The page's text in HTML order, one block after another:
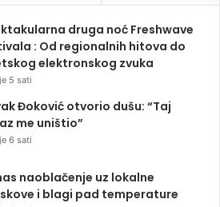
druga noć Freshwave
: Od regionalnih hitova do
elektronskog zvuka
5 sati
Đoković otvorio dušu: “Taj
me uništio”
6 sati
naoblačenje uz lokalne
i blagi pad temperature